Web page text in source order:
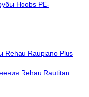
Hoobs PE-
Rehau Raupiano Plus
Rehau Rautitan